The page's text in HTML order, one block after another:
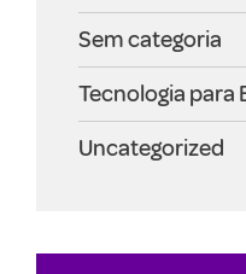
Sem categoria
Tecnologia para
Uncategorized